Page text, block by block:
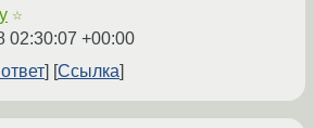
☆
02:30:07 +00:00
Ссылка